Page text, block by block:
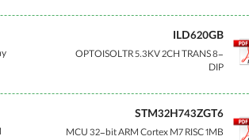
ILD620GB
OPTOISOLTR 5.3KV 2CH TRANS 8-
DIP
STM32H743ZGT6
MCU 32-bit ARM Cortex M7 RISC 1MB